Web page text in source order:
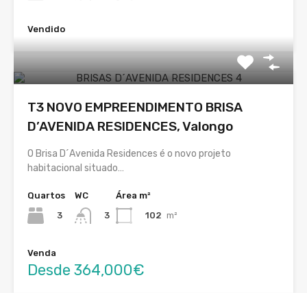
Vendido
T3 NOVO EMPREENDIMENTO BRISA
D’AVENIDA RESIDENCES, Valongo
O Brisa D´Avenida Residences é o novo projeto
habitacional situado…
Quartos
3
WC
3
Área m²
102 m²
Venda
Desde 364,000€